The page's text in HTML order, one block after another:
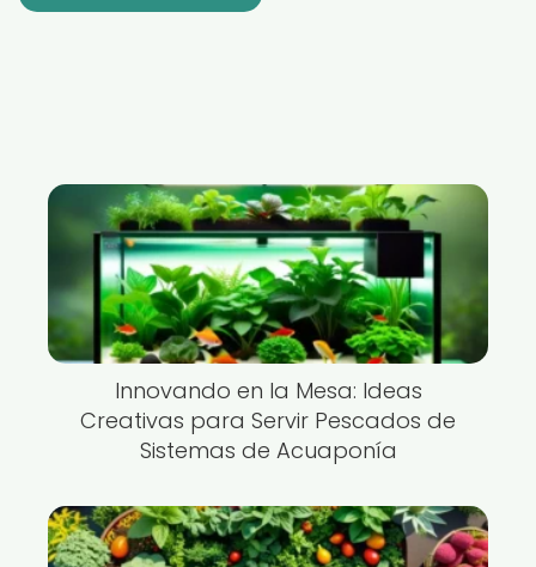
Innovando en la Mesa: Ideas
Creativas para Servir Pescados de
Sistemas de Acuaponía